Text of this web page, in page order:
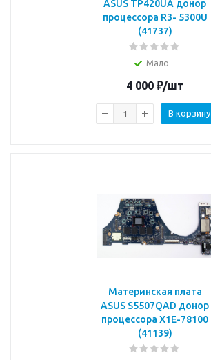
ASUS TP420UA донор
процессора R3- 5300U
(41737)
Мало
4 000₽/шт
В корзину
Материнская плата
ASUS S5507QAD донор
процессора X1E-78100
(41139)